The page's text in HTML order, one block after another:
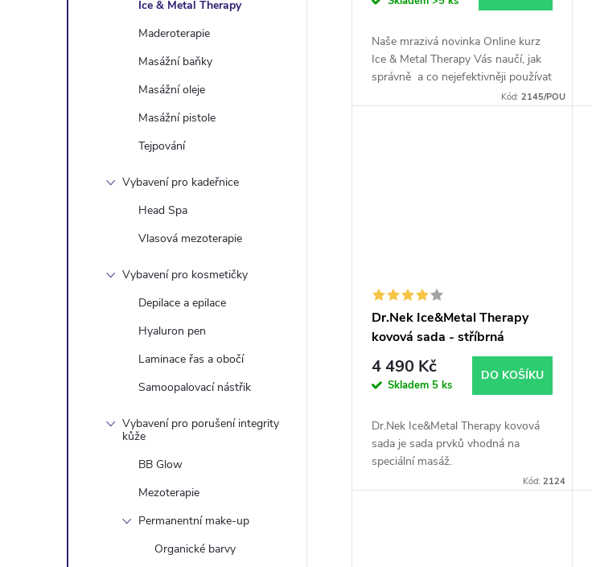
Ice & Metal Therapy
Maderoterapie
Masážní baňky
Masážní oleje
Masážní pistole
Tejpování
Vybavení pro kadeřnice
Head Spa
Vlasová mezoterapie
Vybavení pro kosmetičky
Depilace a epilace
Hyaluron pen
Laminace řas a obočí
Samoopalovací nástřik
Vybavení pro porušení integrity
kůže
BB Glow
Mezoterapie
Permanentní make-up
Organické barvy
Naše mrazivá novinka Online kurz
Ice & Metal Therapy Vás naučí, jak
správně a co nejefektivněji používat
nástroje a aplikovat speciální směs
Kód:2145/POU
Dr.Nek Ice&Metal Therapy
kovová sada - stříbrná
4 490 Kč
Skladem 5 ks
DO KOŠÍKU
Dr.Nek Ice&Metal Therapy kovová
sada je sada prvků vhodná na
speciální masáž.
Kód:2124